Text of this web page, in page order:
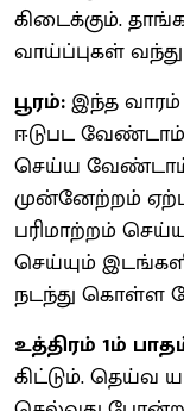
கிடைக்கும்.
வாய்ப்புகள்
பூரம்:இந்த
ஈடுபட
செய்ய
முன்னேற்றம்
பரிமாற்றம்
செய்யும்
நடந்து கொள்ள
உத்திரம் 1ம்
கிட்டும். தெய்வ